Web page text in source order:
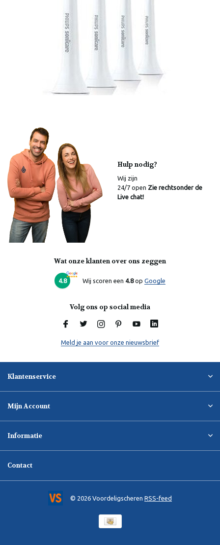
Hulp nodig?
Wij zijn
24/7 open Zie rechtsonder de
Live chat!
Wat onze klanten over ons zeggen
4.8 Wij scoren een 4.8op Google
Volg ons op social media
Meld je aan voor onze nieuwsbrief
Klantenservice
Mijn Account
Informatie
Contact
© 2026 Voordeligscheren RSS-feed